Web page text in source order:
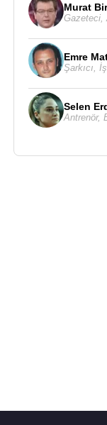
Murat
Gazeteci,
Emre
Şarkıcı
Selen
Antrenör,